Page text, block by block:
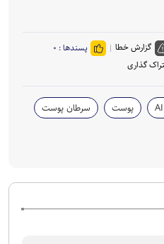
گزارش خطا پسندها : ۰
گذاری
پوست
سرطان پوست